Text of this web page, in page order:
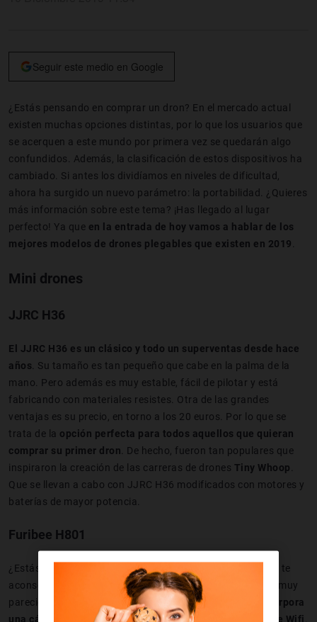
Seguir este medio en Google
¿Estás pensando en comprar un dron? En el mercado actual
existen muchas opciones distintas, por lo que los usuarios que
se acerquen a este mundo por primera vez se quedarán algo
confundidos. Además, la clasificación de estos dispositivos ha
cambiado. Si antes los dividíamos en niveles de dificultad,
ahora ha surgido un nuevo parámetro: la portabilidad. ¿Quieres
más información sobre este tema? ¡Has llegado al lugar
perfecto! Ya que en la entrada de hoy vamos a hablar de los
mejores modelos de drones plegables que existen en 2019
Mini drones
JJRC H36
El JJRC H36 es un clásico y todo un superventas desde hace
años . Su tamaño es tan pequeño que cabe en la palma de la
mano. Pero además es muy estable, fácil de pilotar y está
fabricando con materiales resistes. Otra de las grandes
ventajas es su precio, en torno a los 20 euros. Por lo que se
trata de la opción perfecta para todos aquellos que quieran
comprar su primer dron . De hecho, fueron tan populares que
inspiraron la creación de las carreras de drones Tiny Whoop
Que se llevan a cabo con JJRC H36 modificados con motores y
baterías de mayor potencia.
Furibee H801
¿Estás buscando un mini dron con cámara? En este caso, te
aconsejamos que le eches un vistazo al Furibee H801. Es muy
parecido al anterior JJRC H36 que hemos visto, pero
incorpora
una cámara HD de 2 megapíxeles que funciona mediante Wifi